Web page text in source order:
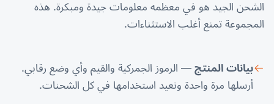
الشحن الجيد هو في معظمه معلومات جيدة ومبكرة. هذه
المجموعة تمنع أغلب الاستثناءات.
بيانات المنتج — الرموز الجمركية والقيم وأي وضع رقابي.
أرسلها مرة واحدة ونعيد استخدامها في كل الشحنات.